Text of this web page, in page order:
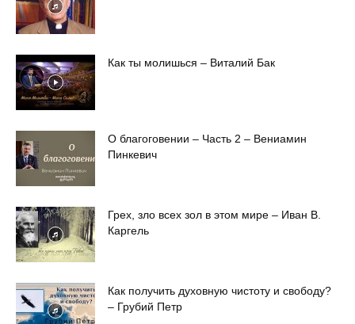
Как ты молишься – Виталий Бак
О благоговении – Часть 2 – Вениамин
Пинкевич
Грех, зло всех зол в этом мире – Иван В.
Каргель
Как получить духовную чистоту и свободу?
– Грубий Петр